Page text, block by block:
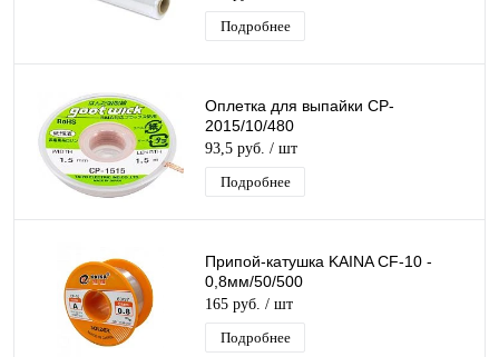
Подробнее
Оплетка для выпайки CP-
2015/10/480
93,5 руб. / шт
Подробнее
Припой-катушка KAINA CF-10 -
0,8мм/50/500
165 руб. / шт
Подробнее